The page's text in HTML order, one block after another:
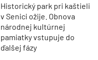
Historický park pri kaštieli
v Senici ožije. Obnova
národnej kultúrnej
pamiatky vstupuje do
ďalšej fázy